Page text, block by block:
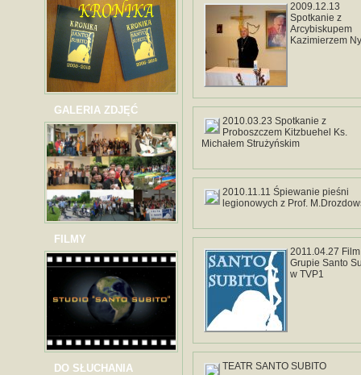
GALERIA ZDJĘĆ
FILMY
DO SŁUCHANIA
2009.12.13
Spotkanie z
Arcybiskupem
Kazimierzem
2010.03.23 Spotkanie z
Proboszczem Kitzbuehel Ks.
Michałem Strużyńskim
2010.11.11 Śpiewanie pieśni
legionowych z Prof.
2011.04.27
Grupie Santo
w TVP1
TEATR SANTO SUBITO